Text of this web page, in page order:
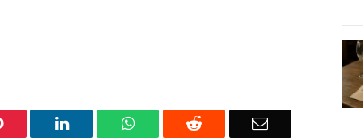
Pinterest LinkedIn WhatsAppReddit Email